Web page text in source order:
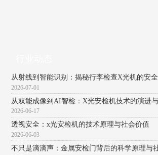
从射线到智能识别：揭秘行李检查X光机的安
2026-07-01
从双能成像到AI智检：X光安检机技术的演进
2026-06-17
透视安全：x光安检机的技术原理与社会价值
2026-06-03
不只是滴滴声：金属安检门背后的科学原理与